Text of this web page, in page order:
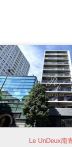
Le UnDeux南